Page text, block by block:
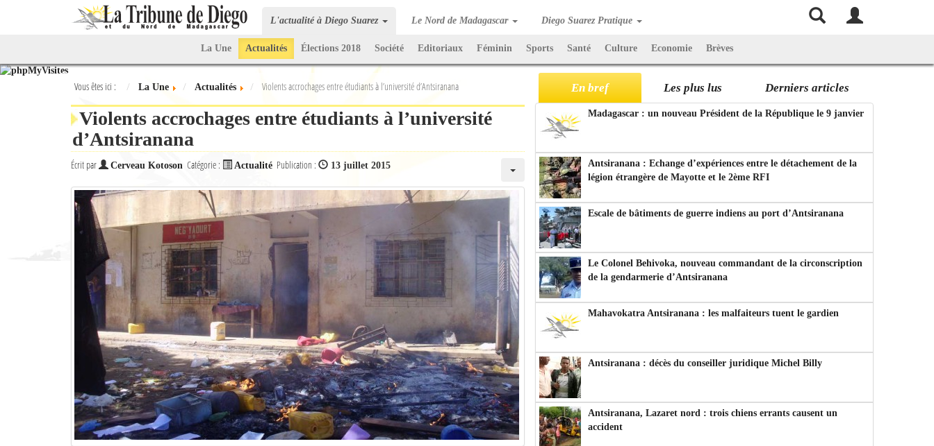
L'actualité à Diego Suarez Le Nord de Madagascar Diego Suarez Pratique
La Une Actualités Élections 2018 Société Editoriaux Féminin Sports Santé Culture Economie Brèves
Vous êtes ici : La Une Actualités Violents accrochages entre étudiants à l’université d’Antsiranana
Violents accrochages entre étudiants à l’université
d’Antsiranana
Écrit par Cerveau Kotoson Catégorie : Actualité Publication : 13 juillet 2015
En bref Les plus lus Derniers articles
Madagascar : un nouveau Président de la République le 9 janvier
Antsiranana : Echange d’expériences entre le détachement de la
légion étrangère de Mayotte et le 2ème RFI
Escale de bâtiments de guerre indiens au port d’Antsiranana
Le Colonel Behivoka, nouveau commandant de la circonscription
de la gendarmerie d’Antsiranana
Mahavokatra Antsiranana : les malfaiteurs tuent le gardien
Antsiranana : décès du conseiller juridique Michel Billy
Antsiranana, Lazaret nord : trois chiens errants causent un
accident